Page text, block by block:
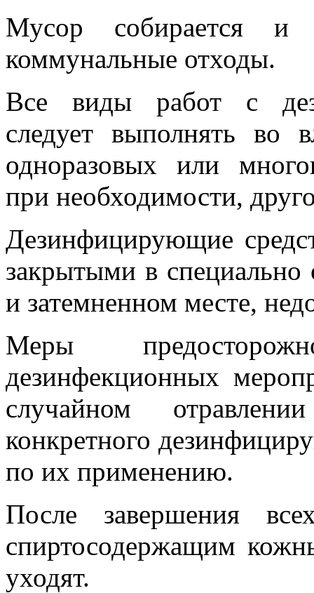
Мусор собирается и
коммунальные отходы.
Все виды работ с
следует выполнять во
одноразовых или
при необходимости,
Дезинфицирующие
закрытыми в
и затемненном месте,
Меры
дезинфекционных
случайном
конкретного
по их применению.
После завершения
спиртосодержащим
уходят.